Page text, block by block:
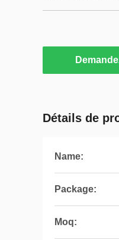
Détails de
Name:
Package:
Moq: